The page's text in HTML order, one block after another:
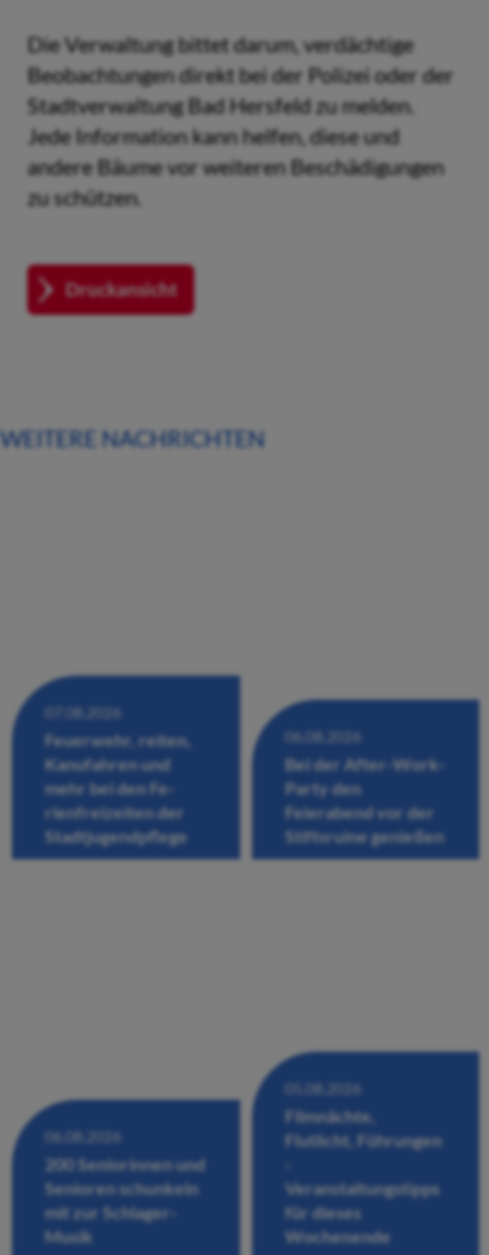
Die Verwaltung bittet darum, verdächtige
Beobachtungen direkt bei der Polizei oder der
Stadtverwaltung Bad Hersfeld zu melden.
Jede Information kann helfen, diese und
andere Bäume vor weiteren Beschädigungen
zu schützen.
Druckansicht
WEITERE NACHRICHTEN
07.08.2026
Feuerwehr, reiten,
Kanufahren und
mehr bei den Fe-
rienfreizeiten der
Stadtjugendpflege
06.08.2026
Bei der After-Work-
Party den
Feierabend vor der
Stiftsruine genießen
06.08.2026
200 Seniorinnen und
Senioren schunkeln
mit zur Schlager-
Musik
05.08.2026
Filmnächte,
Flutlicht, Führungen
Veranstaltungstipps
für dieses
Wochenende